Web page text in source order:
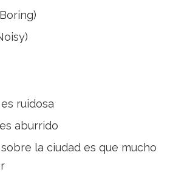
ruidosa
aburrido
la ciudad es que mucho